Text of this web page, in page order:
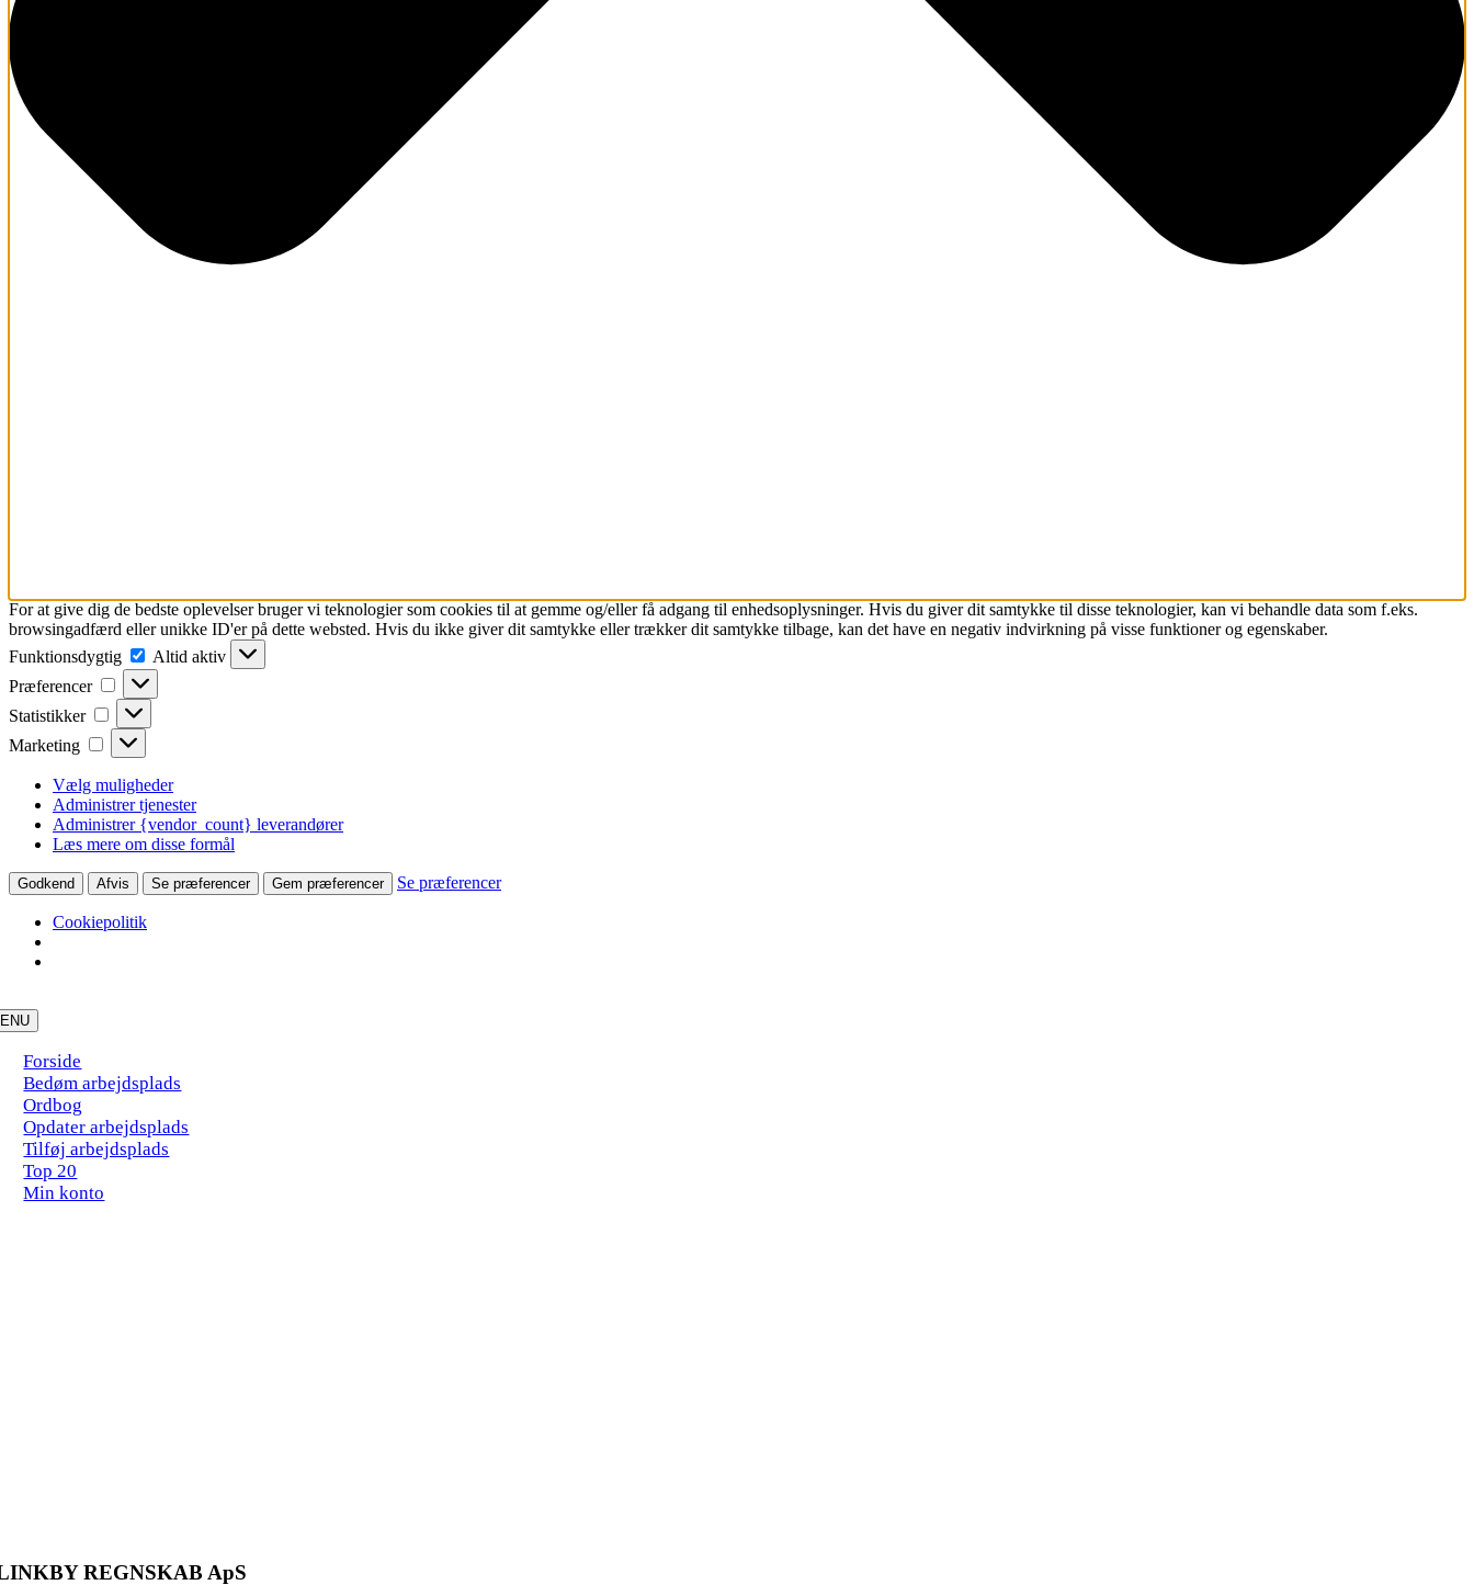
For at give dig de bedste oplevelser bruger vi teknologier som cookies til at gemme og/eller få adgang til enhedsoplysninger. Hvis du giver dit samtykke til disse teknologier, kan vi behandle data som f.eks.
browsingadfærd eller unikke ID'er på dette websted. Hvis du ikke giver dit samtykke eller trækker dit samtykke tilbage, kan det have en negativ indvirkning på visse funktioner og egenskaber.
Funktionsdygtig
Funktionsdygtig
Altid aktiv
Præferencer
Præferencer
Statistikker Statistikker
Marketing Marketing
Vælg muligheder
Administrer tjenester
Administrer {vendor_count} leverandører
Læs mere om disse formål
Godkend Afvis Se præferencer Gem præferencer Se præferencer
Cookiepolitik
to
content
Forside
Bedøm arbejdsplads
Ordbog
Opdater arbejdsplads
Tilføj arbejdsplads
Top 20
Min konto
REGNSKAB ApS